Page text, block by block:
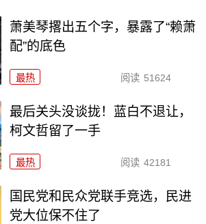
萧美琴撂出五个字，暴露了“赖萧
配”的底色
最热 阅读 51624
最后关头没谈拢！蓝白不退让，
柯文哲留了一手
最热 阅读 42181
国民党和民众党联手竞选，民进
党大位保不住了